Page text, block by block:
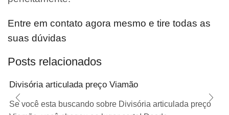
Entre em contato agora mesmo e tire todas as
suas dúvidas
Posts relacionados
Divisória articulada preço Viamão
Se você esta buscando sobre Divisória articulada preço